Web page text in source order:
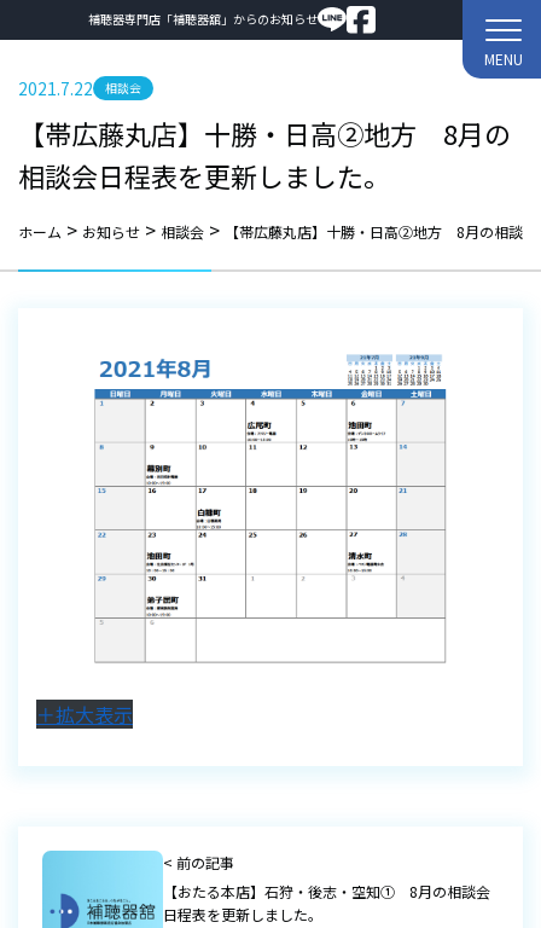
補聴器専門店「補聴器舘」からのお知らせ
MENU
2021.7.22 相談会
【帯広藤丸店】十勝・日高②地方 8月の
相談会日程表を更新しました。
ホーム > お知らせ > 相談会 > 【帯広藤丸店】十勝・日高②地方 8月の相談
＋拡大表示
< 前の記事
【おたる本店】石狩・後志・空知① 8月の相談会
日程表を更新しました。